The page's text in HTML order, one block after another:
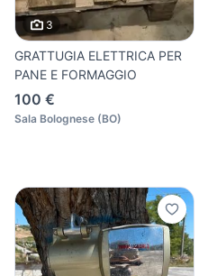
3
GRATTUGIA ELETTRICA PER
PANE E FORMAGGIO
100 €
Sala Bolognese (BO)